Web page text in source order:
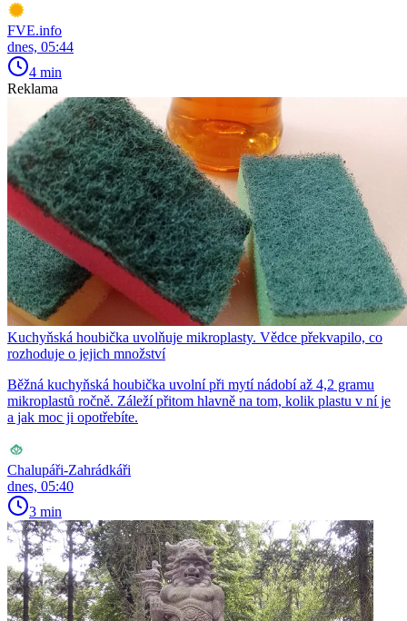
FVE.info
dnes, 05:44
4 min
Reklama
Kuchyňská houbička uvolňuje mikroplasty. Vědce překvapilo, co
rozhoduje o jejich množství
Běžná kuchyňská houbička uvolní při mytí nádobí až 4,2 gramu
mikroplastů ročně. Záleží přitom hlavně na tom, kolik plastu v ní je
a jak moc ji opotřebíte.
Chalupáři-Zahrádkáři
dnes, 05:40
3 min